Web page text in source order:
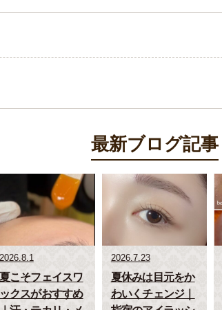
最新ブログ記事
こそフェイスワ
クスがおすすめ
2026.7.23
夏休みは目元をか
わいくチェンジ｜